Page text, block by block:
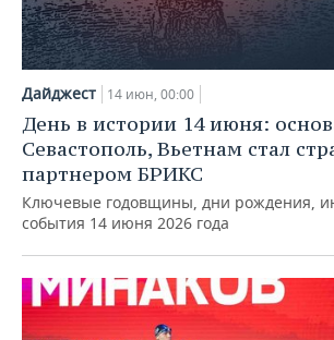
Дайджест 14 июн, 00:00
День в истории 14 июня:
Севастополь, Вьетнам стал
партнером БРИКС
Ключевые годовщины, дни рождения,
события 14 июня 2026 года